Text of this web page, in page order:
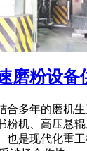
磨粉设备
合多年的磨机生
粉机、高压悬
也是现代化重